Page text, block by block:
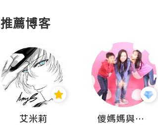
推薦博客
艾米莉 儍媽媽與兩隻小魔怪之家